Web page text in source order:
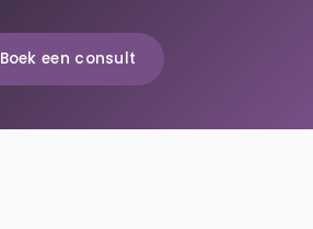
Boek een consult